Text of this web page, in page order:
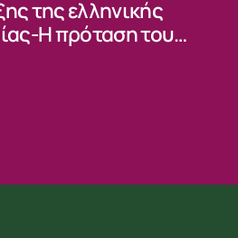
της ελληνικής
Η πρόταση του